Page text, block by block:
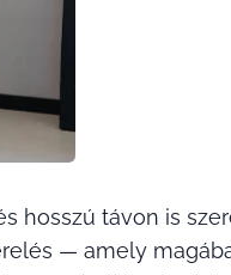
hosszú távon is
— amely